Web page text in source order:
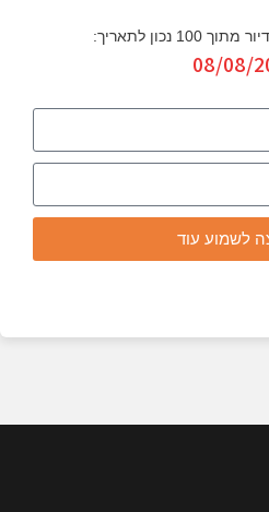
08/08/
לשמוע עוד